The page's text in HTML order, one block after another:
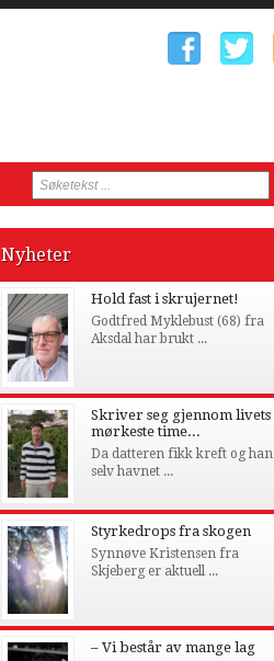
Nyheter
Hold fast i skrujernet!
Godtfred Myklebust (68) fra
Aksdal har brukt ...
Skriver seg gjennom livets
mørkeste time...
Da datteren fikk kreft og han
selv havnet ...
Styrkedrops fra skogen
Synnøve Kristensen fra
Skjeberg er aktuell ...
– Vi består av mange lag